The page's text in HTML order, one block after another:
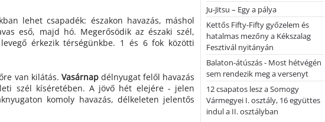
lehet csapadék: északon havazás, máshol
eső, majd hó. Megerősödik az északi szél,
érkezik térségünkbe. 1 és 6 fok közötti
van kilátás. Vasárnap délnyugat felől havazás
szél kíséretében. A jövő hét elejére - jelen
komoly havazás, délkeleten jelentős
Ju-Jitsu – Egy a pálya
Kettős Fifty-Fifty győzelem és
hatalmas mezőny a Kékszalag
Fesztivál nyitányán
Balaton-átúszás - Most hétvégén
sem rendezik meg a versenyt
12 csapatos lesz a Somogy
Vármegyei I. osztály, 16 együttes
indul a II. osztályban